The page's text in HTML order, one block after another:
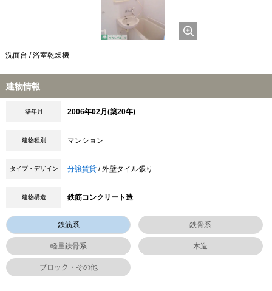
洗面台 / 浴室乾燥機
建物情報
築年月 2006年02月(築20年)
建物種別 マンション
タイプ・デザイン 分譲賃貸 / 外壁タイル張り
建物構造 鉄筋コンクリート造
鉄筋系 鉄骨系
軽量鉄骨系 木造
ブロック・その他